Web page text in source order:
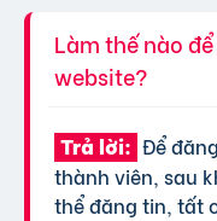
Làm thế nào
website?
Trả lời: Để
thành viên, sau
thể đăng tin, tất